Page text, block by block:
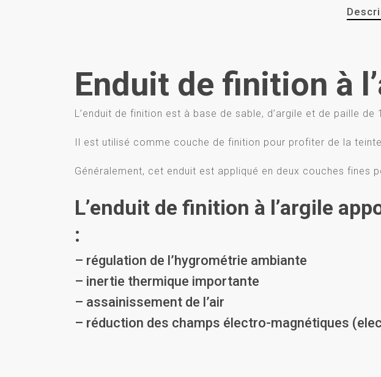
Enduit de finition à
L’enduit de finition est à base de sable, d’argile et de paille de
Il est utilisé comme couche de finition pour profiter de la
Généralement, cet enduit est appliqué en deux couches fines
L’enduit de finition à l’argile
:
– régulation de l’hygrométrie ambiante
– inertie thermique importante
– assainissement de l’air
– réduction des champs électro-magnétiques